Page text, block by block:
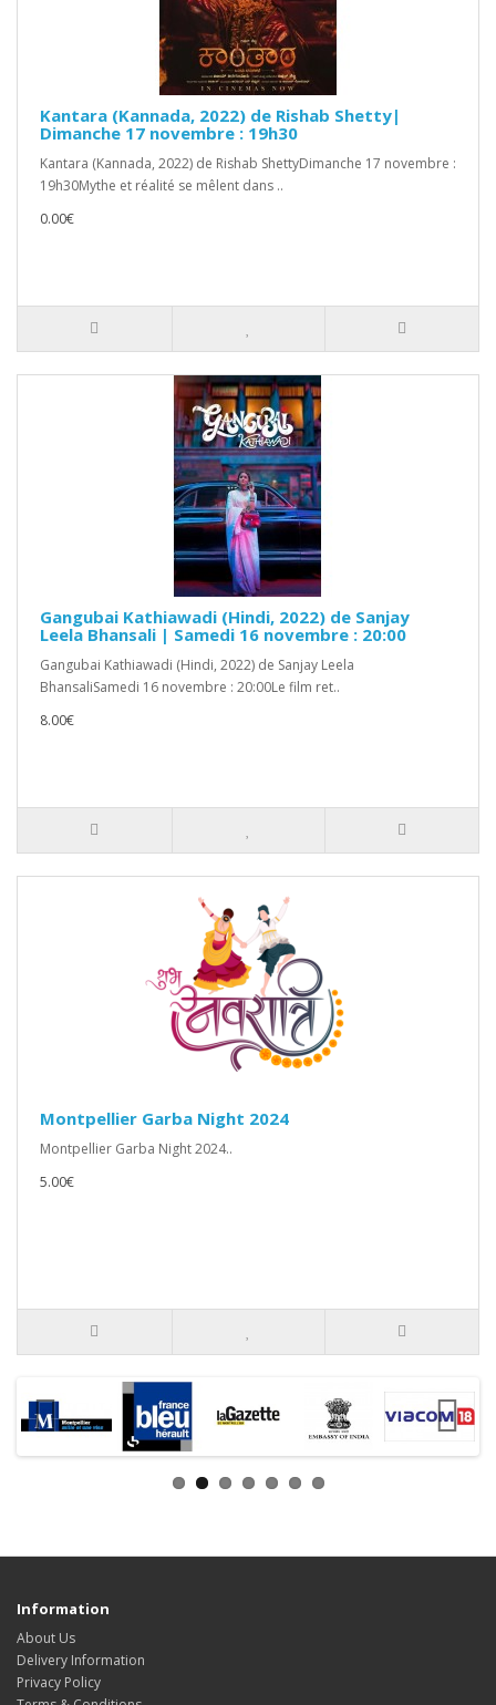
Kantara (Kannada, 2022) de Rishab Shetty|
Dimanche 17 novembre : 19h30
Kantara (Kannada, 2022) de Rishab ShettyDimanche 17 novembre :
19h30Mythe et réalité se mêlent dans ..
0.00€
Gangubai Kathiawadi (Hindi, 2022) de Sanjay
Leela Bhansali | Samedi 16 novembre : 20:00
Gangubai Kathiawadi (Hindi, 2022) de Sanjay Leela
BhansaliSamedi 16 novembre : 20:00Le film ret..
8.00€
Montpellier Garba Night 2024
Montpellier Garba Night 2024..
5.00€
Information
About Us
Delivery Information
Privacy Policy